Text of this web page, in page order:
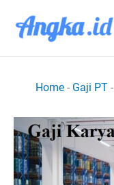
Home- Gaji PT-